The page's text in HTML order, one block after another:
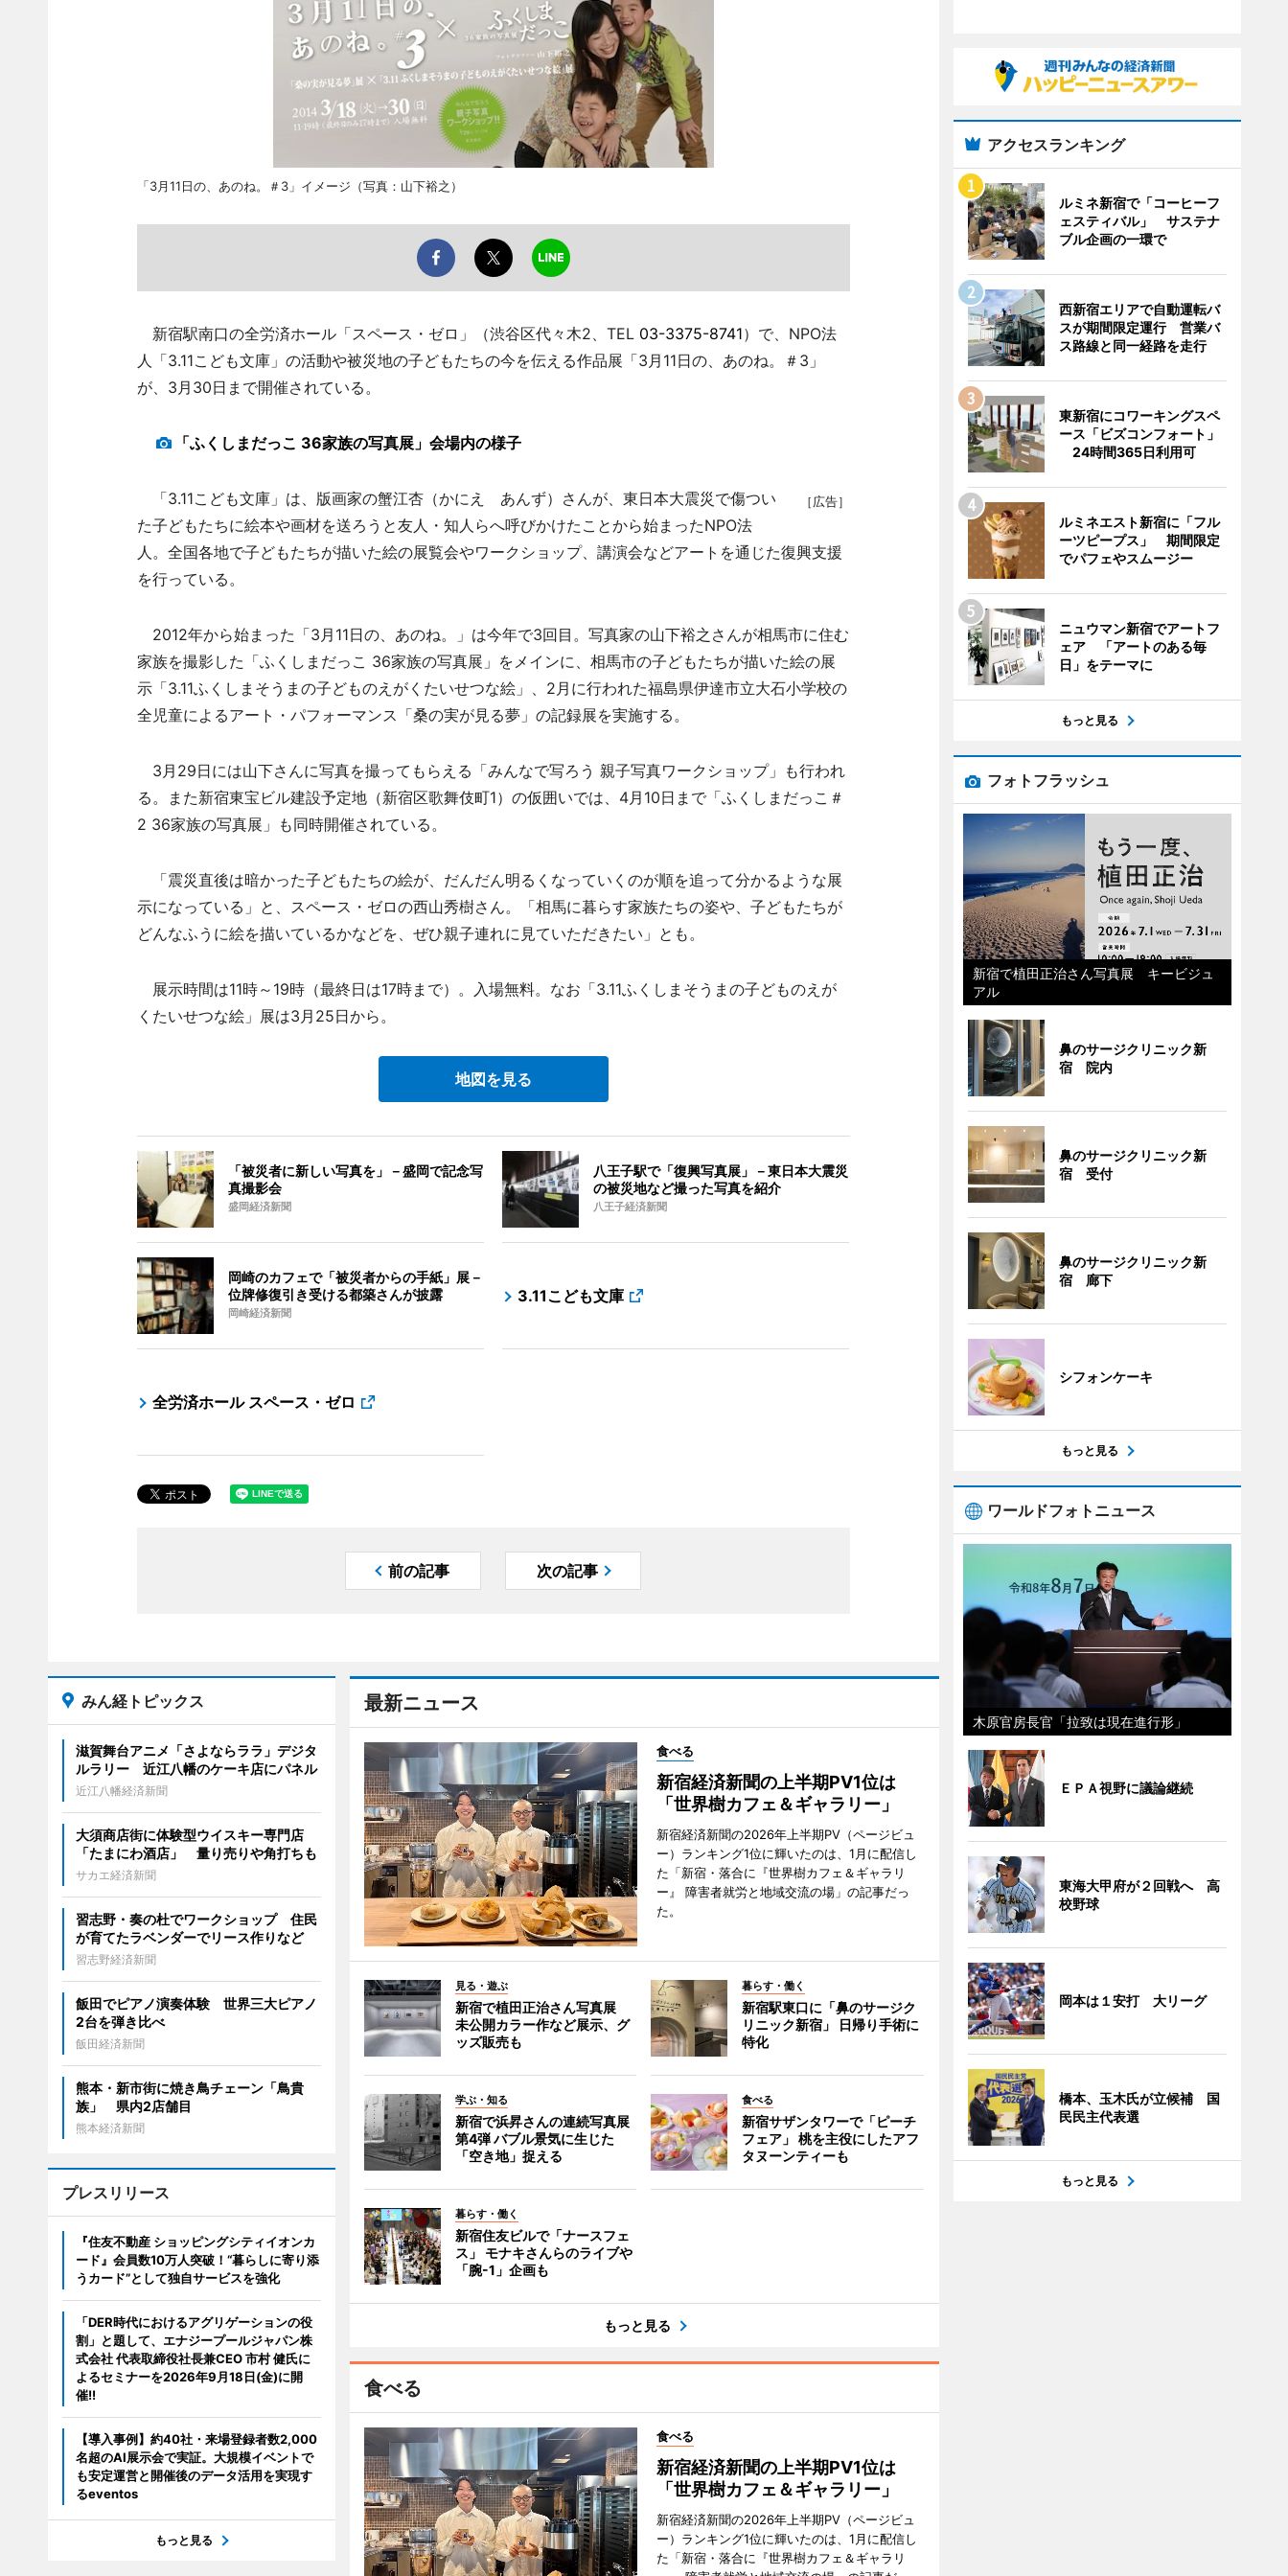
「3月11日の、あのね。＃3」イメージ（写真：山下裕之）
新宿駅南口の全労済ホール「スペース・ゼロ」（渋谷区代々木2、TEL 03-3375-8741）で、NPO法
人「3.11こども文庫」の活動や被災地の子どもたちの今を伝える作品展「3月11日の、あのね。＃3」
が、3月30日まで開催されている。
「ふくしまだっこ 36家族の写真展」会場内の様子
［広告］
「3.11こども文庫」は、版画家の蟹江杏（かにえ あんず）さんが、東日本大震災で傷つい
た子どもたちに絵本や画材を送ろうと友人・知人らへ呼びかけたことから始まったNPO法
人。全国各地で子どもたちが描いた絵の展覧会やワークショップ、講演会などアートを通じた復興支援
を行っている。
2012年から始まった「3月11日の、あのね。」は今年で3回目。写真家の山下裕之さんが相馬市に住む
家族を撮影した「ふくしまだっこ 36家族の写真展」をメインに、相馬市の子どもたちが描いた絵の展
示「3.11ふくしまそうまの子どものえがくたいせつな絵」、2月に行われた福島県伊達市立大石小学校の
全児童によるアート・パフォーマンス「桑の実が見る夢」の記録展を実施する。
3月29日には山下さんに写真を撮ってもらえる「みんなで写ろう 親子写真ワークショップ」も行われ
る。また新宿東宝ビル建設予定地（新宿区歌舞伎町1）の仮囲いでは、4月10日まで「ふくしまだっこ＃
2 36家族の写真展」も同時開催されている。
「震災直後は暗かった子どもたちの絵が、だんだん明るくなっていくのが順を追って分かるような展
示になっている」と、スペース・ゼロの西山秀樹さん。「相馬に暮らす家族たちの姿や、子どもたちが
どんなふうに絵を描いているかなどを、ぜひ親子連れに見ていただきたい」とも。
展示時間は11時～19時（最終日は17時まで）。入場無料。なお「3.11ふくしまそうまの子どものえが
くたいせつな絵」展は3月25日から。
地図を見る
「被災者に新しい写真を」－盛岡で記念写
真撮影会
盛岡経済新聞
八王子駅で「復興写真展」－東日本大震災
の被災地など撮った写真を紹介
八王子経済新聞
岡崎のカフェで「被災者からの手紙」展－
位牌修復引き受ける都築さんが披露
岡崎経済新聞
3.11こども文庫
全労済ホール スペース・ゼロ
前の記事 次の記事
最新ニュース
食べる
新宿経済新聞の上半期PV1位は
「世界樹カフェ＆ギャラリー」
新宿経済新聞の2026年上半期PV（ページビュ
ー）ランキング1位に輝いたのは、1月に配信し
た「新宿・落合に『世界樹カフェ＆ギャラリ
ー』 障害者就労と地域交流の場」の記事だっ
た。
見る・遊ぶ
新宿で植田正治さん写真展
未公開カラー作など展示、グ
ッズ販売も
暮らす・働く
新宿駅東口に「鼻のサージク
リニック新宿」 日帰り手術に
特化
学ぶ・知る
新宿で浜昇さんの連続写真展
第4弾 バブル景気に生じた
「空き地」捉える
食べる
新宿サザンタワーで「ピーチ
フェア」 桃を主役にしたアフ
タヌーンティーも
暮らす・働く
新宿住友ビルで「ナースフェ
ス」 モナキさんらのライブや
「腕-1」企画も
もっと見る
食べる
食べる
新宿経済新聞の上半期PV1位は
「世界樹カフェ＆ギャラリー」
新宿経済新聞の2026年上半期PV（ページビュ
ー）ランキング1位に輝いたのは、1月に配信し
た「新宿・落合に『世界樹カフェ＆ギャラリ
みん経トピックス
滋賀舞台アニメ「さよならララ」デジタ
ルラリー 近江八幡のケーキ店にパネル
近江八幡経済新聞
大須商店街に体験型ウイスキー専門店
「たまにわ酒店」 量り売りや角打ちも
サカエ経済新聞
習志野・奏の杜でワークショップ 住民
が育てたラベンダーでリース作りなど
習志野経済新聞
飯田でピアノ演奏体験 世界三大ピアノ
2台を弾き比べ
飯田経済新聞
熊本・新市街に焼き鳥チェーン「鳥貴
族」 県内2店舗目
熊本経済新聞
プレスリリース
『住友不動産 ショッピングシティイオンカ
ード』会員数10万人突破！“暮らしに寄り添
うカード”として独自サービスを強化
「DER時代におけるアグリゲーションの役
割」と題して、エナジープールジャパン株
式会社 代表取締役社長兼CEO 市村 健氏に
よるセミナーを2026年9月18日(金)に開
催!!
【導入事例】約40社・来場登録者数2,000
名超のAI展示会で実証。大規模イベントで
も安定運営と開催後のデータ活用を実現す
るeventos
もっと見る
アクセスランキング
ルミネ新宿で「コーヒーフ
ェスティバル」 サステナ
ブル企画の一環で
西新宿エリアで自動運転バ
スが期間限定運行 営業バ
ス路線と同一経路を走行
東新宿にコワーキングスペ
ース「ビズコンフォート」
24時間365日利用可
ルミネエスト新宿に「フル
ーツピープス」 期間限定
でパフェやスムージー
ニュウマン新宿でアートフ
ェア 「アートのある毎
日」をテーマに
もっと見る
フォトフラッシュ
新宿で植田正治さん写真展 キービジュ
アル
鼻のサージクリニック新
宿 院内
鼻のサージクリニック新
宿 受付
鼻のサージクリニック新
宿 廊下
シフォンケーキ
もっと見る
ワールドフォトニュース
木原官房長官「拉致は現在進行形」
ＥＰＡ視野に議論継続
東海大甲府が２回戦へ 高
校野球
岡本は１安打 大リーグ
橋本、玉木氏が立候補 国
民民主代表選
もっと見る